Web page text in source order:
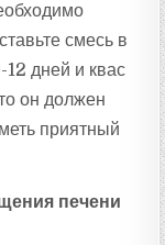
смесь в
дней и квас
он должен
приятный
печени